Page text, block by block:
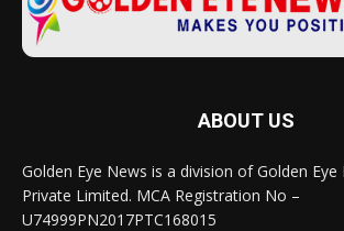
ABOUT US
Golden Eye News is a division of Golden Eye
Private Limited. MCA Registration No –
U74999PN2017PTC168015